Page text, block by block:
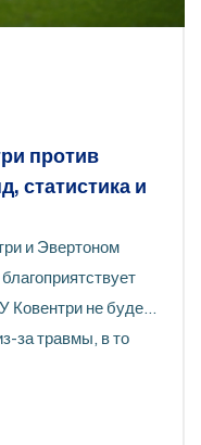
против
статистика и
и Эвертоном
не будет
за травмы, в то
полузащитник